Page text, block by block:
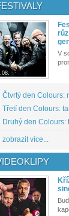
V
Čtvrtý den Colours:
Třetí den Colours:
Druhý den Colours:
zobrazit více...